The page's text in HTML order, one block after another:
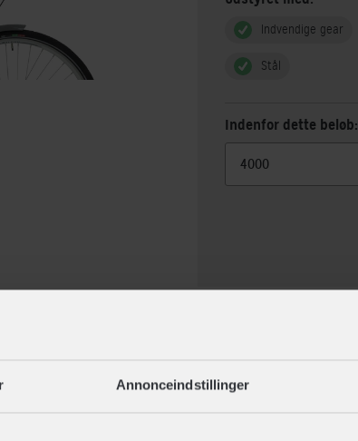
Annonceindstillinger
Indvendige gear
Stål
Indenfor dette beløb: